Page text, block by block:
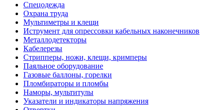
Спецодежда
Охрана труда
Мультиметры и клещи
Иструмент для опрессовки кабельных наконечников
Металлодетекторы
Кабелерезы
Стрипперы, ножи, клещи, кримперы
Паяльное оборудование
Газовые баллоны, горелки
Пломбираторы и пломбы
Наморы, мультитулы
Указатели и индикаторы напряжения